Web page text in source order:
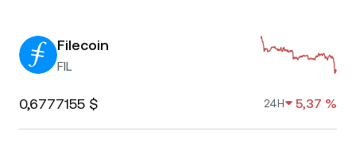
Filecoin
FIL
0,6777155 $ 24H 5,37 %